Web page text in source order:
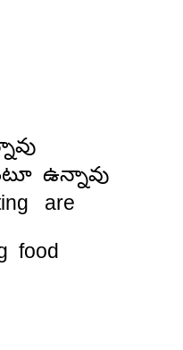
ఉన్నావు
are
food